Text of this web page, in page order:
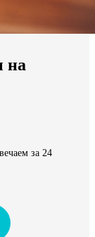
на
за 24